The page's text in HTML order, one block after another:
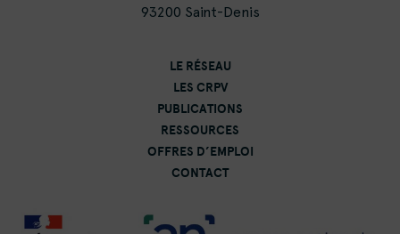
93200 Saint-Denis
LE RÉSEAU
LES CRPV
PUBLICATIONS
RESSOURCES
OFFRES D’EMPLOI
CONTACT